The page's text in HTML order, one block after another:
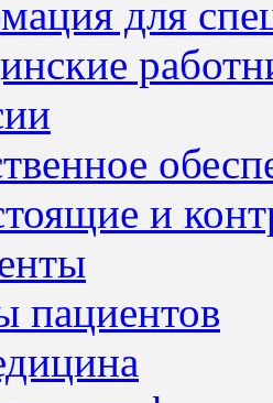
для
и
пациентов